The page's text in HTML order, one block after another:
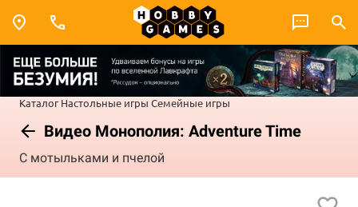
Каталог Настольные игры Семейные игры
Видео Монополия: Adventure Time
С мотыльками и пчелой